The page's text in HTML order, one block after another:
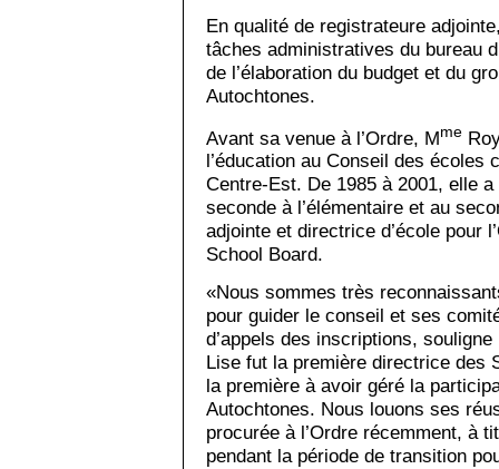
En qualité de registrateure
tâches administratives du bureau
de l’élaboration du budget et du
Autochtones.
Avant sa venue à l’Ordre, Mme
l’éducation au Conseil des écoles
Centre-Est. De 1985 à 2001, elle
seconde à l’élémentaire et au
adjointe et directrice d’école pour
School Board.
«Nous sommes très
pour guider le conseil et ses
d’appels des inscriptions,
Lise fut la première directrice des
la première à avoir géré la
Autochtones. Nous louons ses
procurée à l’Ordre récemment, à
pendant la période de transition